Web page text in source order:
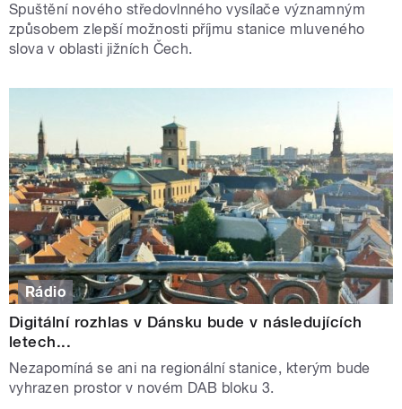
Spuštění nového středovlnného vysílače významným
způsobem zlepší možnosti příjmu stanice mluveného
slova v oblasti jižních Čech.
Rádio
Digitální rozhlas v Dánsku bude v následujících
letech...
Nezapomíná se ani na regionální stanice, kterým bude
vyhrazen prostor v novém DAB bloku 3.